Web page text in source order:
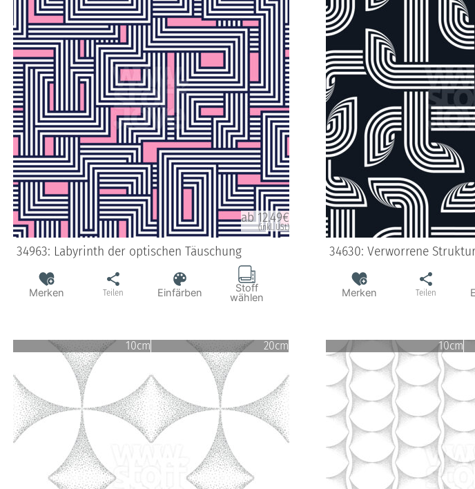
ab 12.49€
(inkl. USt)
34963: Labyrinth der optischen Täuschung
Merken Teilen Einfärben Stoff
wählen
34630: Verworrene
Merken Teilen
10cm 20cm 10cm